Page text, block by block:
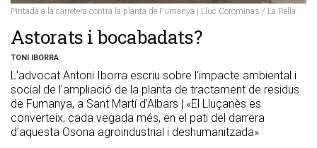
Pintada a la carretera contra la planta de Fumanya | Lluc Corominas / La Rella
Astorats i bocabadats?
TONI IBORRA
L'advocat Antoni Iborra escriu sobre l'impacte ambiental i
social de l'ampliació de la planta de tractament de residus
de Fumanya, a Sant Martí d'Albars | «El Lluçanès es
converteix, cada vegada més, en el pati del darrera
d’aquesta Osona agroindustrial i deshumanitzada»